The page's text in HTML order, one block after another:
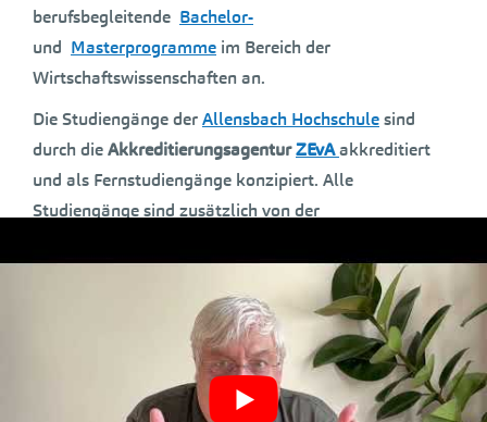
berufsbegleitende Bachelor-
und Masterprogramme im Bereich der
Wirtschaftswissenschaften an.
Die Studiengänge derAllensbach Hochschulesind
durch dieAkkreditierungsagenturZEvAakkreditiert
und als Fernstudiengänge konzipiert. Alle
Studiengänge sind zusätzlich von der
Allensbach Hochschulehat sich voll der
Digitalisierung verschrieben und setzt bei ihren
Programmen auf vollständigonline-basierte
, die in geschützten Räumen stattfinden